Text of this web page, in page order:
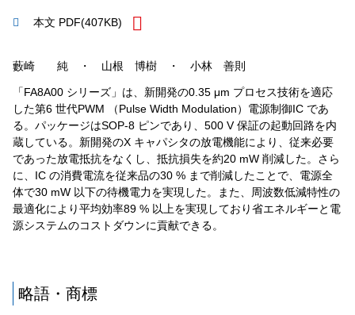
本文 PDF(407KB)
藪崎 純 ・ 山根 博樹 ・ 小林 善則
「FA8A00 シリーズ」は、新開発の0.35 μm プロセス技術を適応
した第6 世代PWM （Pulse Width Modulation）電源制御IC であ
る。パッケージはSOP-8 ピンであり、500 V 保証の起動回路を内
蔵している。新開発のX キャパシタの放電機能により、従来必要
であった放電抵抗をなくし、抵抗損失を約20 mW 削減した。さら
に、IC の消費電流を従来品の30 % まで削減したことで、電源全
体で30 mW 以下の待機電力を実現した。また、周波数低減特性の
最適化により平均効率89 % 以上を実現しており省エネルギーと電
源システムのコストダウンに貢献できる。
略語・商標